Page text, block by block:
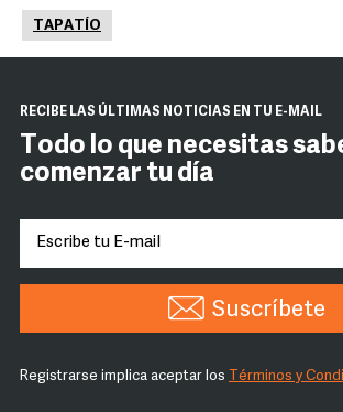
TAPATÍO
RECIBE LAS ÚLTIMAS NOTICIAS EN TU E-MAIL
Todo lo que necesitas
comenzar tu día
Suscríbete
Registrarse implica aceptar los Términos y